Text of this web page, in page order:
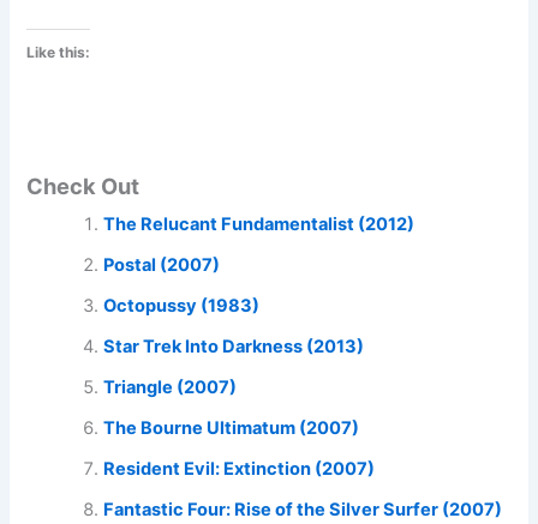
Like this:
Check Out
The Relucant Fundamentalist (2012)
Postal (2007)
Octopussy (1983)
Star Trek Into Darkness (2013)
Triangle (2007)
The Bourne Ultimatum (2007)
Resident Evil: Extinction (2007)
Fantastic Four: Rise of the Silver Surfer (2007)